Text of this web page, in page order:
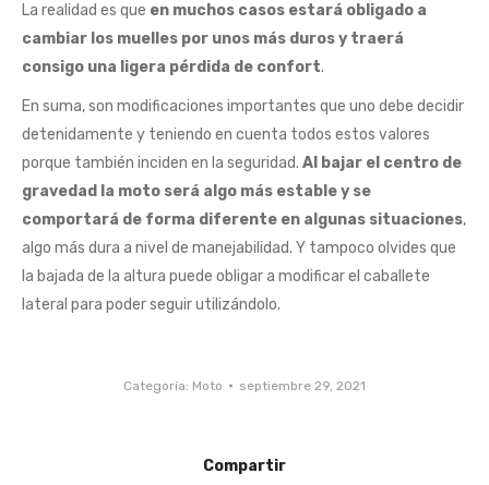
La realidad es que en muchos casos estará obligado a
cambiar los muelles por unos más duros y traerá
consigo una ligera pérdida de confort.
En suma, son modificaciones importantes que uno debe decidir
detenidamente y teniendo en cuenta todos estos valores
porque también inciden en la seguridad. Al bajar el centro de
gravedad la moto será algo más estable y se
comportará de forma diferente en algunas situaciones,
algo más dura a nivel de manejabilidad. Y tampoco olvides que
la bajada de la altura puede obligar a modificar el caballete
lateral para poder seguir utilizándolo.
Categoría: Moto septiembre 29, 2021
Compartir